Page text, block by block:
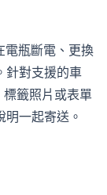
瓶斷電、更換
針對支援的車
籤照片或表單
一起寄送。